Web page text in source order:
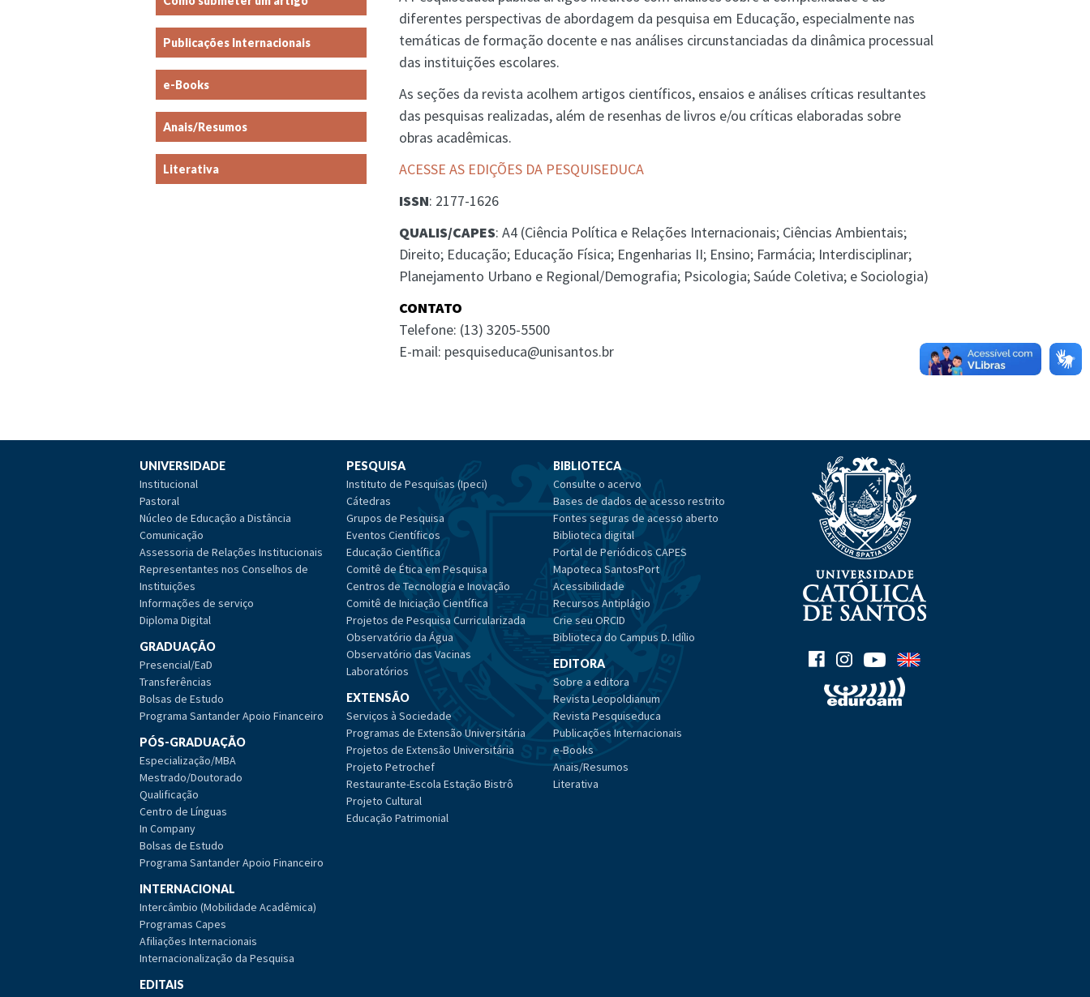
diferentes perspectivas de abordagem da pesquisa em Educação, especialmente nas
temáticas de formação docente e nas análises circunstanciadas da dinâmica processual
das instituições escolares.
As seções da revista acolhem artigos científicos, ensaios e análises críticas resultantes
das pesquisas realizadas, além de resenhas de livros e/ou críticas elaboradas sobre
obras acadêmicas.
ACESSE AS EDIÇÕES DA PESQUISEDUCA
ISSN: 2177-1626
QUALIS/CAPES: A4 (Ciência Política e Relações Internacionais; Ciências Ambientais;
Direito; Educação; Educação Física; Engenharias II; Ensino; Farmácia; Interdisciplinar;
Planejamento Urbano e Regional/Demografia; Psicologia; Saúde Coletiva; e Sociologia)
CONTATO
Telefone: (13) 3205-5500
E-mail: pesquiseduca@unisantos.br
Publicações Internacionais
e-Books
Anais/Resumos
Literativa
UNIVERSIDADE
Institucional
Pastoral
Núcleo de Educação a Distância
Comunicação
Assessoria de Relações Institucionais
Representantes nos Conselhos de
Instituições
Informações de serviço
Diploma Digital
GRADUAÇÃO
Presencial/EaD
Transferências
Bolsas de Estudo
Programa Santander Apoio Financeiro
PÓS-GRADUAÇÃO
Especialização/MBA
Mestrado/Doutorado
Qualificação
Centro de Línguas
In Company
Bolsas de Estudo
Programa Santander Apoio Financeiro
PESQUISA
Instituto de Pesquisas (Ipeci)
Cátedras
Grupos de Pesquisa
Eventos Científicos
Educação Científica
Comitê de Ética em Pesquisa
Centros de Tecnologia e Inovação
Comitê de Iniciação Científica
Projetos de Pesquisa Curricularizada
Observatório da Água
Observatório das Vacinas
Laboratórios
EXTENSÃO
Serviços à Sociedade
Programas de Extensão Universitária
Projetos de Extensão Universitária
Projeto Petrochef
Restaurante-Escola Estação Bistrô
Projeto Cultural
Educação Patrimonial
BIBLIOTECA
Consulte o acervo
Bases de dados de acesso restrito
Fontes seguras de acesso aberto
Biblioteca digital
Portal de Periódicos CAPES
Mapoteca SantosPort
Acessibilidade
Recursos Antiplágio
Crie seu ORCID
Biblioteca do Campus D. Idílio
EDITORA
Sobre a editora
Revista Leopoldianum
Revista Pesquiseduca
Publicações Internacionais
e-Books
Anais/Resumos
Literativa
INTERNACIONAL
Intercâmbio (Mobilidade Acadêmica)
Programas Capes
Afiliações Internacionais
Internacionalização da Pesquisa
EDITAIS